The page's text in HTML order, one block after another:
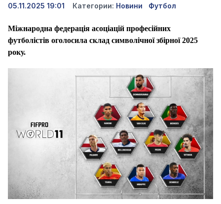
05.11.2025 19:01 Категории: Новини Футбол
Міжнародна федерація асоціацій професійних
футболістів оголосила склад символічної збірної 2025
року.